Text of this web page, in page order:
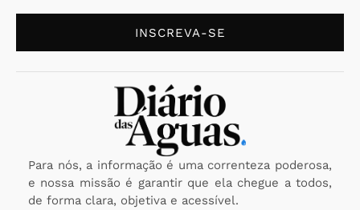
INSCREVA-SE
Para nós, a informação é uma correnteza poderosa,
e nossa missão é garantir que ela chegue a todos,
de forma clara, objetiva e acessível.